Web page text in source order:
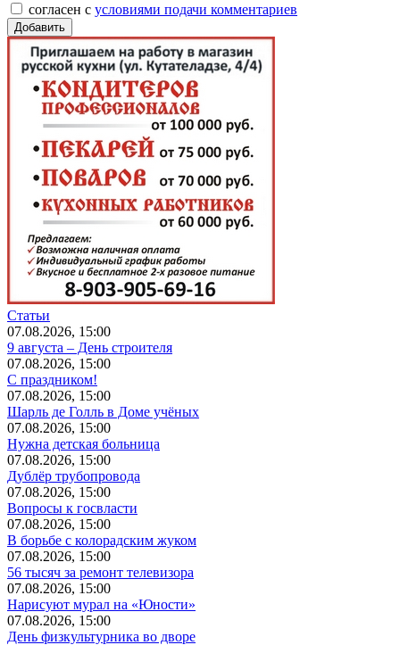
согласен с условиями подачи комментариев
Статьи
07.08.2026, 15:00
9 августа – День строителя
07.08.2026, 15:00
С праздником!
07.08.2026, 15:00
Шарль де Голль в Доме учёных
07.08.2026, 15:00
Нужна детская больница
07.08.2026, 15:00
Дублёр трубопровода
07.08.2026, 15:00
Вопросы к госвласти
07.08.2026, 15:00
В борьбе с колорадским жуком
07.08.2026, 15:00
56 тысяч за ремонт телевизора
07.08.2026, 15:00
Нарисуют мурал на «Юности»
07.08.2026, 15:00
День физкультурника во дворе